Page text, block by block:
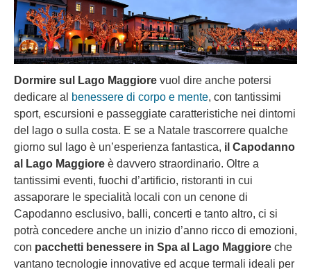
Dormire sul Lago Maggiore vuol dire anche potersi
dedicare al benessere di corpo e mente, con tantissimi
sport, escursioni e passeggiate caratteristiche nei dintorni
del lago o sulla costa. E se a Natale trascorrere qualche
giorno sul lago è un’esperienza fantastica, il Capodanno
al Lago Maggiore è davvero straordinario. Oltre a
tantissimi eventi, fuochi d’artificio, ristoranti in cui
assaporare le specialità locali con un cenone di
Capodanno esclusivo, balli, concerti e tanto altro, ci si
potrà concedere anche un inizio d’anno ricco di emozioni,
con pacchetti benessere in Spa al Lago Maggiore che
vantano tecnologie innovative ed acque termali ideali per